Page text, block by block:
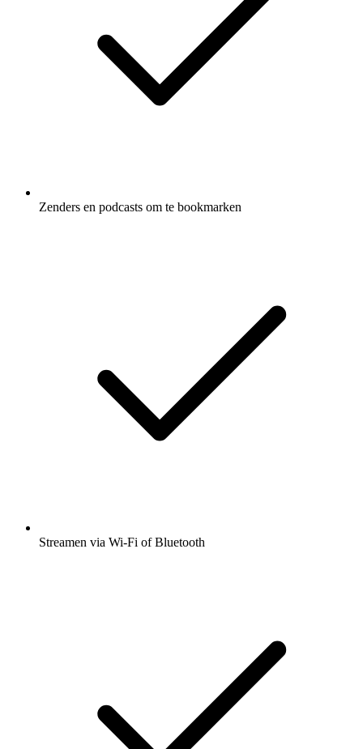
Zenders en podcasts om te bookmarken
Streamen via Wi-Fi of Bluetooth